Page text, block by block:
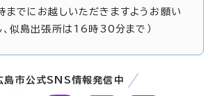
までにお越しいただきますようお願い
、似島出張所は16時30分まで）
島市公式SNS情報発信中